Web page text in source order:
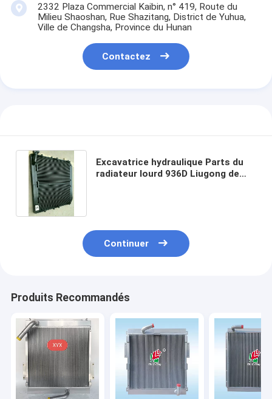
2332 Plaza Commercial Kaibin, n° 419, Route du
Milieu Shaoshan, Rue Shazitang, District de Yuhua,
Ville de Changsha, Province du Hunan
Contactez
Excavatrice hydraulique Parts du
radiateur lourd 936D Liugong de
Continuer
Produits Recommandés